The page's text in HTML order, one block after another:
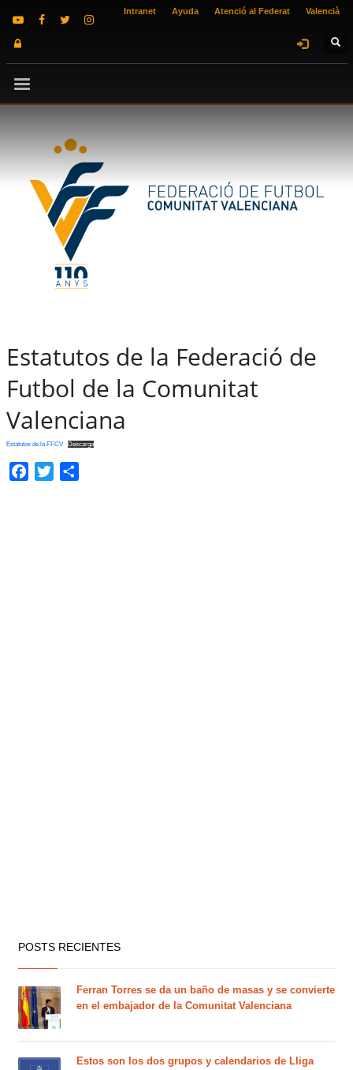
Intranet Ayuda Atenció al Federat Valencià
Estatutos de la Federació de
Futbol de la Comunitat
Valenciana
Estatutos de la FFCV Descarga
Facebook
Twitter
POSTS RECIENTES
Ferran Torres se da un baño de masas y se convierte
en el embajador de la Comunitat Valenciana
Estos son los dos grupos y calendarios de Lliga